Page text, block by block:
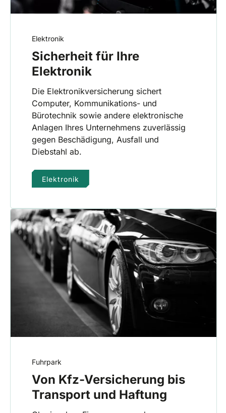
Elektronik
Sicherheit für Ihre
Elektronik
Die Elektronikversicherung sichert
Computer, Kommunikations- und
Bürotechnik sowie andere elektronische
Anlagen Ihres Unternehmens zuverlässig
gegen Beschädigung, Ausfall und
Diebstahl ab.
Elektronik
Fuhrpark
Von Kfz-Versicherung bis
Transport und Haftung